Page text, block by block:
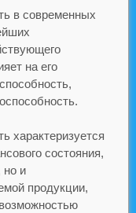
в современных
на его
характеризуется
состояния,
но и
продукции,